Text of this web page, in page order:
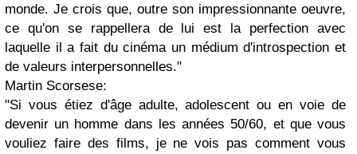
monde. Je crois que, outre son impressionnante oeuvre,
ce qu'on se rappellera de lui est la perfection avec
laquelle il a fait du cinéma un médium d'introspection et
de valeurs interpersonnelles."
Martin Scorsese:
"Si vous étiez d'âge adulte, adolescent ou en voie de
devenir un homme dans les années 50/60, et que vous
vouliez faire des films, je ne vois pas comment vous